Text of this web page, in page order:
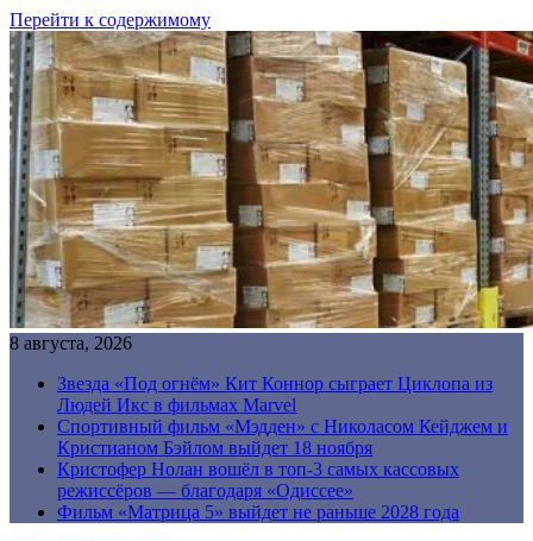
Перейти к содержимому
8 августа, 2026
Звезда «Под огнём» Кит Коннор сыграет Циклопа из
Людей Икс в фильмах Marvel
Спортивный фильм «Мэдден» с Николасом Кейджем и
Кристианом Бэйлом выйдет 18 ноября
Кристофер Нолан вошёл в топ-3 самых кассовых
режиссёров — благодаря «Одиссее»
Фильм «Матрица 5» выйдет не раньше 2028 года